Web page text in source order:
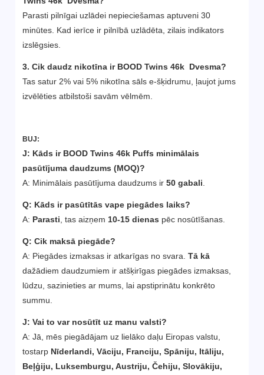
Parasti pilnīgai uzlādei nepieciešamas aptuveni 30
minūtes. Kad ierīce ir pilnībā uzlādēta, zilais indikators
izslēgsies.
3. Cik daudz nikotīna ir BOOD Twins 46k Dvesma?
Tas satur 2% vai 5% nikotīna sāls e-šķidrumu, ļaujot jums
izvēlēties atbilstoši savām vēlmēm.
BUJ:
J: Kāds ir BOOD Twins 46k Puffs minimālais
pasūtījuma daudzums (MOQ)?
A: Minimālais pasūtījuma daudzums ir50 gabali
Q: Kāds ir pasūtītās vape piegādes laiks?
A: Parasti , tas aizņem 10-15 dienas pēc nosūtīšanas.
Q: Cik maksā piegāde?
A: Piegādes izmaksas ir atkarīgas no svara.Tā kā
dažādiem daudzumiem ir atšķirīgas piegādes izmaksas,
lūdzu, sazinieties ar mums, lai apstiprinātu konkrēto
summu.
J: Vai to var nosūtīt uz manu valsti?
A: Jā, mēs piegādājam uz lielāko daļu Eiropas valstu,
tostarp Nīderlandi, Vāciju, Franciju, Spāniju, Itāliju,
Beļģiju, Luksemburgu, Austriju, Čehiju, Slovākiju,